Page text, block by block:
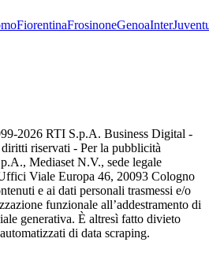
FiorentinaFrosinoneGenoaInter
2026 RTI S.p.A. Business Digital -
riservati - Per la pubblicità
Mediaset N.V., sede legale
Viale Europa 46, 20093 Cologno
e ai dati personali trasmessi e/o
funzionale all’addestramento di
generativa. È altresì fatto divieto
di data scraping.